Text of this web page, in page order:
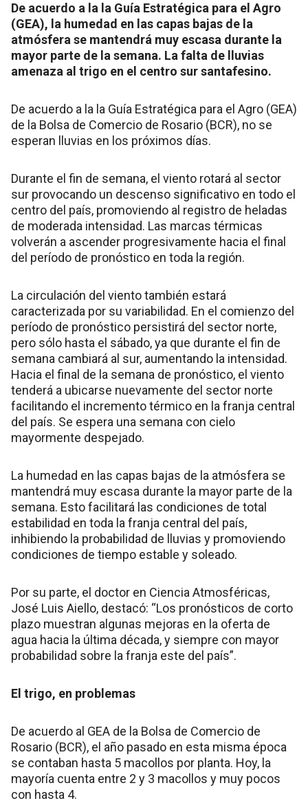
De acuerdo a la la Guía Estratégica para el Agro
(GEA), la humedad en las capas bajas de la
atmósfera se mantendrá muy escasa durante la
mayor parte de la semana. La falta de lluvias
amenaza al trigo en el centro sur santafesino.
De acuerdo a la la Guía Estratégica para el Agro (GEA)
de la Bolsa de Comercio de Rosario (BCR), no se
esperan lluvias en los próximos días.
Durante el fin de semana, el viento rotará al sector
sur provocando un descenso significativo en todo el
centro del país, promoviendo al registro de heladas
de moderada intensidad. Las marcas térmicas
volverán a ascender progresivamente hacia el final
del período de pronóstico en toda la región.
La circulación del viento también estará
caracterizada por su variabilidad. En el comienzo del
período de pronóstico persistirá del sector norte,
pero sólo hasta el sábado, ya que durante el fin de
semana cambiará al sur, aumentando la intensidad.
Hacia el final de la semana de pronóstico, el viento
tenderá a ubicarse nuevamente del sector norte
facilitando el incremento térmico en la franja central
del país. Se espera una semana con cielo
mayormente despejado.
La humedad en las capas bajas de la atmósfera se
mantendrá muy escasa durante la mayor parte de la
semana. Esto facilitará las condiciones de total
estabilidad en toda la franja central del país,
inhibiendo la probabilidad de lluvias y promoviendo
condiciones de tiempo estable y soleado.
Por su parte, el doctor en Ciencia Atmosféricas,
José Luis Aiello, destacó: “Los pronósticos de corto
plazo muestran algunas mejoras en la oferta de
agua hacia la última década, y siempre con mayor
probabilidad sobre la franja este del país”.
El trigo, en problemas
De acuerdo al GEA de la Bolsa de Comercio de
Rosario (BCR), el año pasado en esta misma época
se contaban hasta 5 macollos por planta. Hoy, la
mayoría cuenta entre 2 y 3 macollos y muy pocos
con hasta 4.